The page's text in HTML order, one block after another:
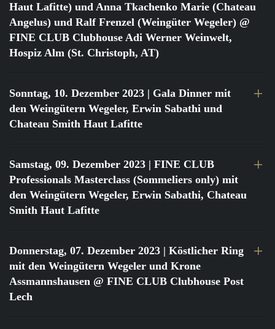
Haut Lafitte) und Anna Tkachenko Marie (Chateau
Angelus) und Ralf Frenzel (Weingüter Wegeler) @
FINE CLUB Clubhouse Adi Werner Weinwelt,
Hospiz Alm (St. Christoph, AT)
Sonntag, 10. Dezember 2023 | Gala Dinner mit
den Weingütern Wegeler, Erwin Sabathi und
Chateau Smith Haut Lafitte
Samstag, 09. Dezember 2023 | FINE CLUB
Professionals Masterclass (Sommeliers only) mit
den Weingütern Wegeler, Erwin Sabathi, Chateau
Smith Haut Lafitte
Donnerstag, 07. Dezember 2023 | Köstlicher Ring
mit den Weingütern Wegeler und Krone
Assmannshausen @ FINE CLUB Clubhouse Post
Lech